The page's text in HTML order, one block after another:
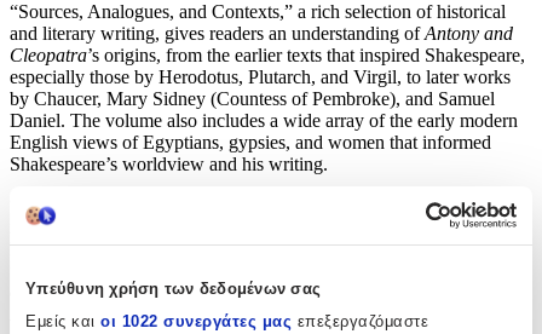
Υπεύθυνη χρήση των δεδομένων σας
Εμείς και οι 1022 συνεργάτες μας επεξεργαζόμαστε
“Sources, Analogues, and Contexts,” a rich selection of historical
and literary writing, gives readers an understanding ofAntony and
Cleopatra’s origins, from the earlier texts that inspired Shakespeare,
especially those by Herodotus, Plutarch, and Virgil, to later works
by Chaucer, Mary Sidney (Countess of Pembroke), and Samuel
Daniel. The volume also includes a wide array of the early modern
English views of Egyptians, gypsies, and women that informed
Shakespeare’s worldview and his writing.
“Criticism” includes fourteen essays representing four centuries of
interpretation, from the early observations of Samuel Johnson to the
Romantic readings of Samuel Taylor Coleridge and William Hazlitt,
essays by Jonathan Gil Harris, Patricia Parker, Anston Bosman, and
Ania Loomba, among others.